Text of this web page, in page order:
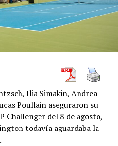
his title
Jan-
#AO2020|
dJDIWt8NFf
January 16, 2020
Ilia Simakin, Andrea
Poullain aseguraron su
Challenger del 8 de agosto,
todavía aguardaba la